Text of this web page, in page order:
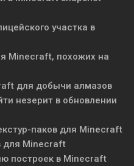
участка в
Minecraft, похожих на
для добычи алмазов
незерит в обновлении
паков для Minecraft
для Minecraft
построек в Minecraft